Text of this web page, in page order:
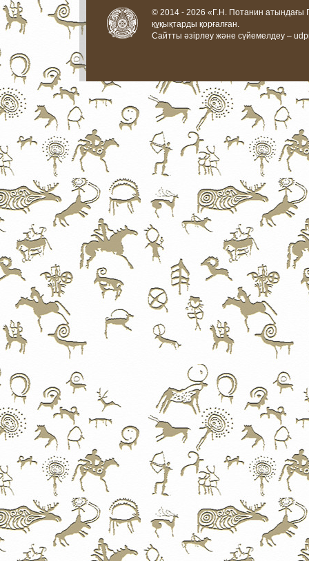
© 2014 - 2026 «Г.Н. Потанин атындағы
құқықтарды қорғалған.
Сайтты әзірлеу және сүйемелдеу –